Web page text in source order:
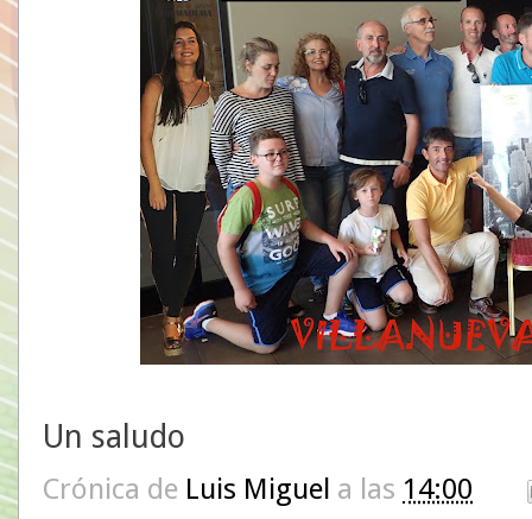
Un saludo
Crónica de Luis Miguel a las 14:00